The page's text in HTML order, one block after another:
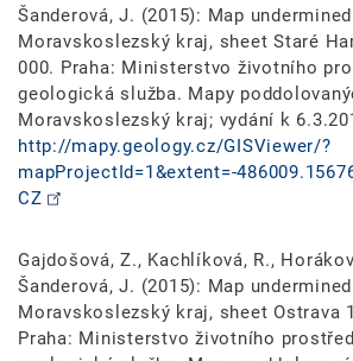
Šanderová, J. (2015): Map
Moravskoslezský kraj, sheet Staré
000. Praha: Ministerstvo životního
geologická služba. Mapy
Moravskoslezský kraj; vydání k
http://mapy.geology.cz/GISViewer/?
mapProjectId=1&extent=-
CZ
Gajdošová, Z., Kachlíková, R.,
Šanderová, J. (2015): Map
Moravskoslezský kraj, sheet Ostrava
Praha: Ministerstvo životního